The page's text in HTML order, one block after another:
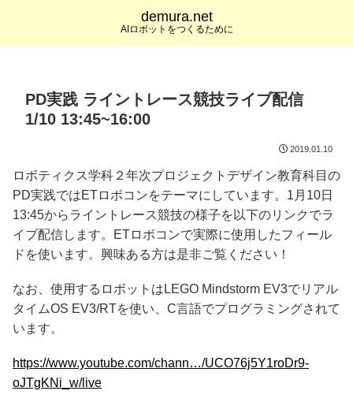
demura.net
AIロボットをつくるために
PD実践 ライントレース競技ライブ配信
1/10 13:45~16:00
2019.01.10
ロボティクス学科２年次プロジェクトデザイン教育科目の
PD実践ではETロボコンをテーマにしています。1月10日
13:45からライントレース競技の様子を以下のリンクでラ
イブ配信します。ETロボコンで実際に使用したフィール
ドを使います。興味ある方は是非ご覧ください！
なお、使用するロボットはLEGO Mindstorm EV3でリアル
タイムOS EV3/RTを使い、C言語でプログラミングされて
います。
https://www.youtube.com/chann…/UCO76j5Y1roDr9-
oJTgKNi_w/live